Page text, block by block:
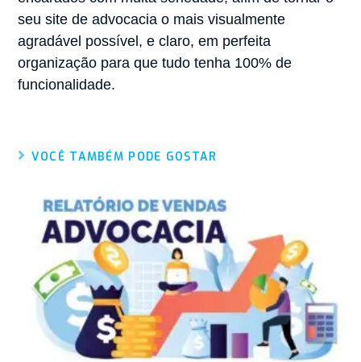
seu site de advocacia o mais visualmente
agradável possível, e claro, em perfeita
organização para que tudo tenha 100% de
funcionalidade.
VOCÊ TAMBÉM PODE GOSTAR